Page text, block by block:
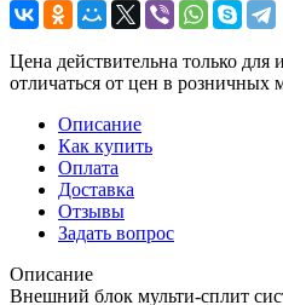
Цена действительна только для
отличаться от цен в розничных
Описание
Как купить
Оплата
Доставка
Отзывы
Задать вопрос
Описание
Внешний блок мульти-сплит